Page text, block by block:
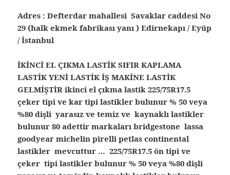
Adres : Defterdar mahallesi Savaklar caddesi No
29 (halk ekmek fabrikası yanı ) Edirnekapı / Eyüp
/ İstanbul
İKİNCİ EL ÇIKMA LASTİK SIFIR KAPLAMA
LASTİK YENİ LASTİK İŞ MAKİNE LASTİK
GELMİŞTİR ikinci el çıkma lastik 225/75R17.5
çeker tipi ve kar tipi lastikler bulunur % 50 veya
%80 dişli yarasız ve temiz ve kaynaklı lastikler
bulunur 80 adettir markaları bridgestone lassa
goodyear michelin pirelli petlas continental
lastikler mevcuttur … 225/75R17.5 ön tipi ve
çeker tipi lastikler bulunur % 50 veya %80 dişli